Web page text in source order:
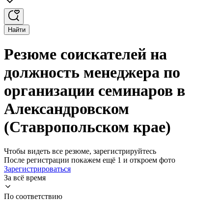
Найти
Резюме соискателей на
должность менеджера по
организации семинаров в
Александровском
(Ставропольском крае)
Чтобы видеть все резюме, зарегистрируйтесь
После регистрации покажем ещё 1 и откроем фото
Зарегистрироваться
За всё время
По соответствию